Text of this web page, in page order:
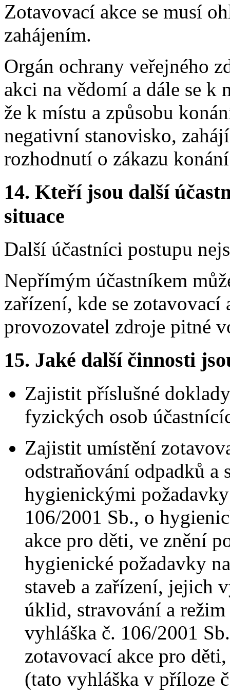
Zotavovací akce se musí
zahájením.
Orgán ochrany veřejného
akci na vědomí a dále se k
že k místu a způsobu
negativní stanovisko,
rozhodnutí o zákazu
14. Kteří jsou další
situace
Další účastníci postupu
Nepřímým účastníkem
zařízení, kde se zotavovací
provozovatel zdroje pitné
15. Jaké další činnosti
Zajistit příslušné
fyzických osob
Zajistit umístění
odstraňování odpadků a
hygienickými
106/2001 Sb., o
akce pro děti, ve znění
hygienické požadavky
staveb a zařízení, jejich
úklid, stravování a
vyhláška č. 106/2001
zotavovací akce pro
(tato vyhláška v příloze